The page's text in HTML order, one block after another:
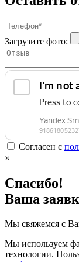
Загрузите фото:
Согласен с
×
Спасибо!
Ваша
Мы свяжемся с
Мы используем
технологии.